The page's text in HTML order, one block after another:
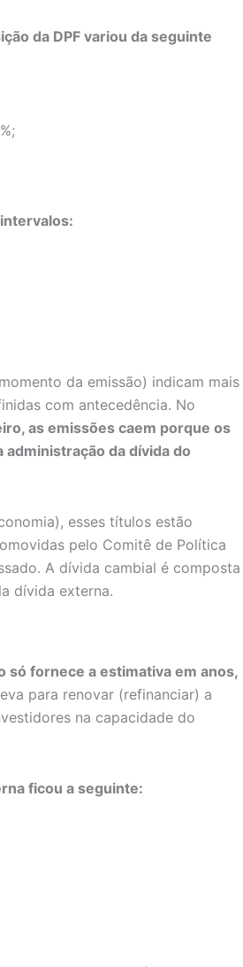
da DPF variou da seguinte
da emissão) indicam mais
com antecedência. No
as emissões caem porque os
da dívida do
esses títulos estão
pelo Comitê de Política
A dívida cambial é composta
dívida externa.
só fornece a estimativa em anos,
para renovar (refinanciar) a
na capacidade do
ficou a seguinte: